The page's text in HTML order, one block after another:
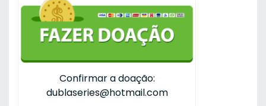
Confirmar a doação:
dublaseries@hotmail.com